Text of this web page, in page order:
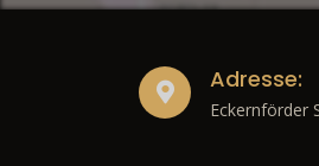
Adresse:
Eckernförder